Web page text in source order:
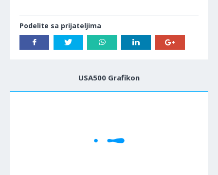
Podelite sa prijateljima
USA500 Grafikon